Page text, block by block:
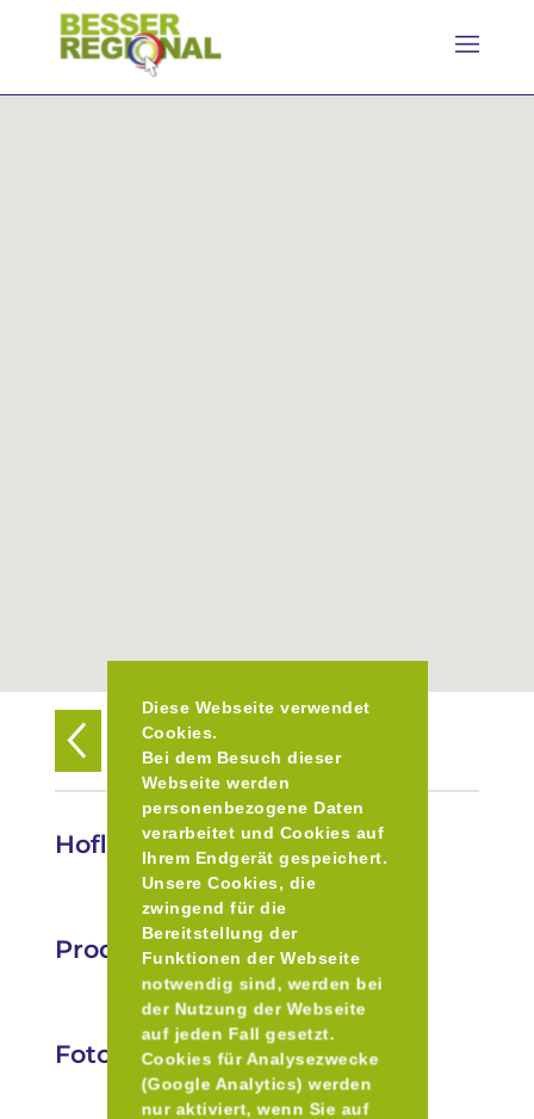
Diese Webseite verwendet
Cookies.
Bei dem Besuch dieser
Webseite werden
personenbezogene Daten
verarbeitet und Cookies auf
Ihrem Endgerät gespeichert.
Unsere Cookies, die
zwingend für die
Bereitstellung der
Funktionen der Webseite
notwendig sind, werden bei
der Nutzung der Webseite
auf jeden Fall gesetzt.
Cookies für Analysezwecke
(Google Analytics) werden
nur aktiviert, wenn Sie auf
Zurück zur Übersicht
Hofladen Familie Eberle
Produkte
Fotos